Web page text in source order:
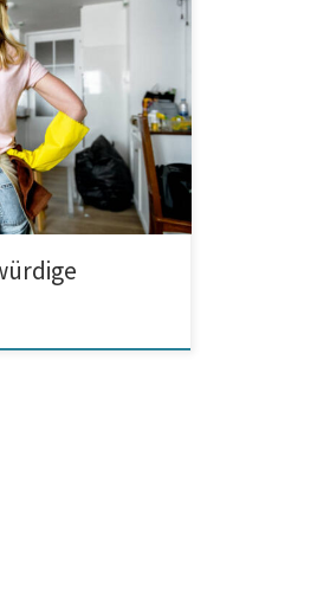
kann Ihnen in
sind im Beruf
sie häufig nicht
aufzuräumen. Das
ein enormes Chaos
eine